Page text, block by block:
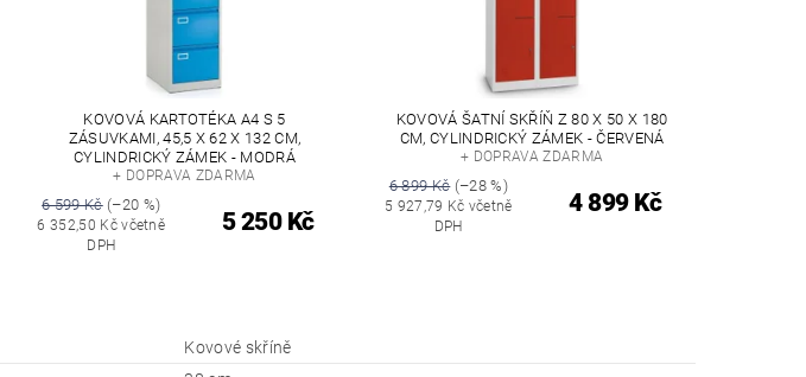
KOVOVÁ KARTOTÉKA A4 S 5
ZÁSUVKAMI, 45,5 X 62 X 132 CM,
CYLINDRICKÝ ZÁMEK - MODRÁ
+ DOPRAVA ZDARMA
6 599 Kč(–20 %)
6 352,50 Kč včetně
DPH
5 250 Kč
KOVOVÁ ŠATNÍ SKŘÍŇ Z 80 X 50 X 180
CM, CYLINDRICKÝ ZÁMEK - ČERVENÁ
+ DOPRAVA ZDARMA
6 899 Kč(–28 %)
5 927,79 Kč včetně
DPH
4 899 Kč
Kovové skříně